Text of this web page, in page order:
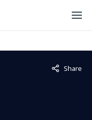
Share
Not